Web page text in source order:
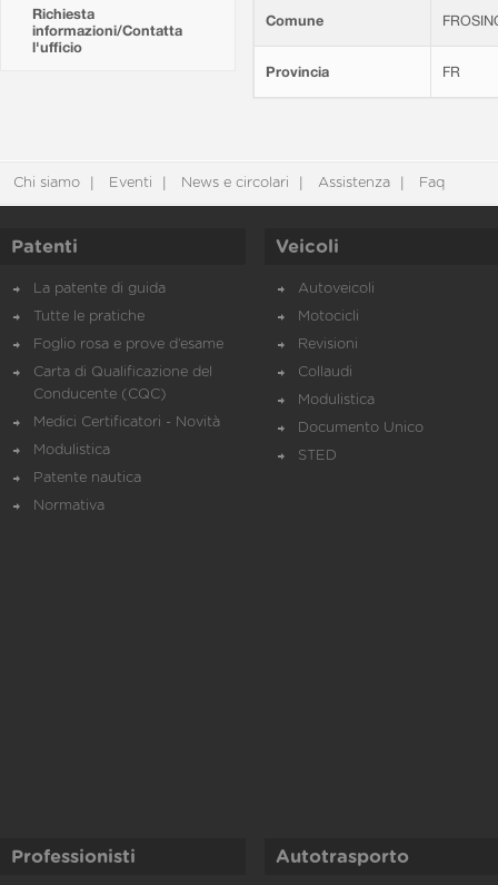
Richiesta
informazioni/Contatta
l'ufficio
Comune
Provincia FR
Chi siamo Eventi News e circolari Assistenza Faq
Patenti
La patente di guida
Tutte le pratiche
Foglio rosa e prove d’esame
Carta di Qualificazione del
Conducente (CQC)
Medici Certificatori - Novità
Modulistica
Patente nautica
Normativa
Veicoli
Autoveicoli
Motocicli
Revisioni
Collaudi
Modulistica
Documento Unico
STED
Professionisti Autotrasporto